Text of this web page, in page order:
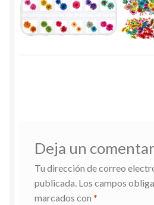
Deja un
Tu dirección de correo
publicada. Los campos
marcados con *